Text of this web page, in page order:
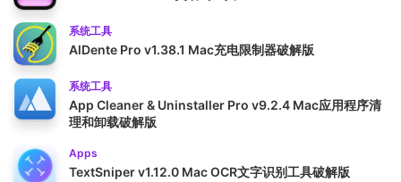
系统工具
AlDente Pro v1.38.1 Mac充电限制器破解版
系统工具
App Cleaner & Uninstaller Pro v9.2.4 Mac应用程序清
理和卸载破解版
Apps
TextSniper v1.12.0 Mac OCR文字识别工具破解版